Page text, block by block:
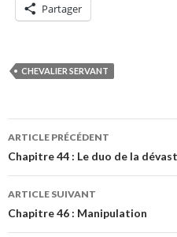
Partager
CHEVALIER SERVANT
Navigation
des
articles
ARTICLE PRÉCÉDENT
Chapitre 44 : Le duo de la
ARTICLE SUIVANT
Chapitre 46 : Manipulation